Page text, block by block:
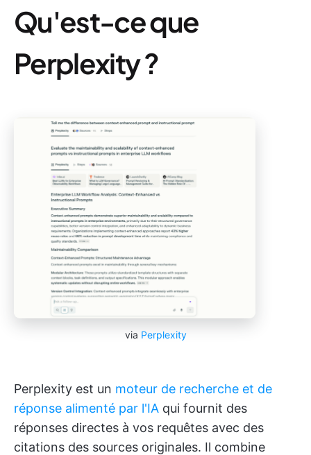
Qu'est-ce que
Perplexity ?
via Perplexity
Perplexity est un moteur de recherche et de
réponse alimenté par l'IA qui fournit des
réponses directes à vos requêtes avec des
citations des sources originales. Il combine